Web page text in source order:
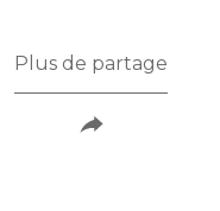
Plus de partage